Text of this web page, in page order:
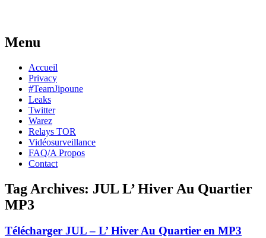
Menu
Skip
content
Accueil
Privacy
#TeamJipoune
Leaks
Twitter
Warez
Relays TOR
Vidéosurveillance
FAQ/A Propos
Contact
Tag Archives: JUL L’ Hiver Au Quartier
MP3
Télécharger JUL – L’ Hiver Au Quartier en MP3